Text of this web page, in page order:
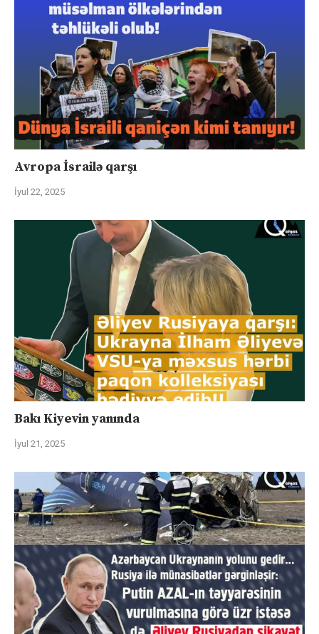
Avropa İsrailə qarşı
İyul 22, 2025
Bakı Kiyevin yanında
İyul 21, 2025